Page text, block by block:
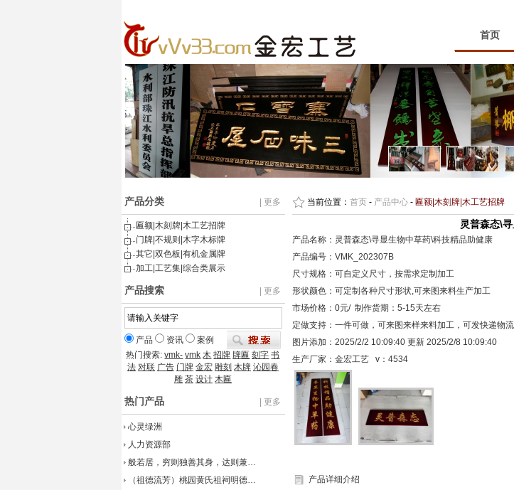
首页
产品分类 | 更多
匾额|木刻牌|木工艺招牌
门牌|不规则|木字木标牌
其它|双色板|有机金属牌
加工|工艺集|综合类展示
产品搜索 | 更多
产品 资讯
案例
热门搜索:vmk- vmk 木 招牌 牌匾 刻字 书
法 对联 广告 门牌 金宏 雕刻 木牌 沁园春
雕 茶 设计 木匾
热门产品 | 更多
心灵绿洲
人力资源部
般若居，穷则独善其身，达则兼…
（祖德流芳）桃园黄氏祖祠明德…
当前位置： 首页- 产品中心- 匾额|木刻牌|木工艺招牌
灵普森态\
产品名称：灵普森态\寻显生物中草药\科技精品助健康
产品编号：VMK_202307B
尺寸规格：可自定义尺寸，按需求定制加工
形状颜色：可定制各种尺寸形状,可来图来料生产加工
市场价格：0元/ 制作货期：5-15天左右
定做支持：一件可做，可来图来样来料加工，可发快递物流
图片添加：2025/2/2 10:09:40 更新 2025/2/8 10:09:40
生产厂家：金宏工艺 v： 4534
产品详细介绍